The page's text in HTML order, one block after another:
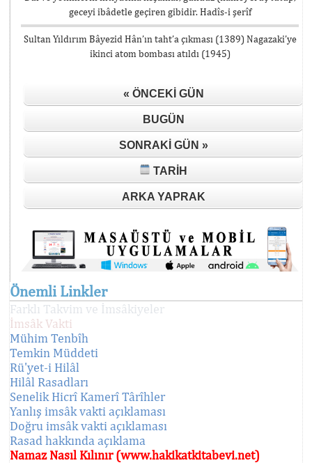
geceyi ibâdetle geçiren gibidir. Hadîs-i şerîf
Sultan Yıldırım Bâyezid Hân’ın taht’a çıkması (1389) Nagazaki’ye
ikinci atom bombası atıldı (1945)
« ÖNCEKI GÜN
BUGÜN
SONRAKI GÜN »
TARIH
ARKA YAPRAK
Önemli Linkler
Farklı Takvim ve İmsâkiyeler
İmsâk Vakti
Mühim Tenbîh
Temkin Müddeti
Rü'yet-i Hilâl
Hilâl Rasadları
Senelik Hicrî Kamerî Târîhler
Yanlış imsâk vakti açıklaması
Doğru imsâk vakti açıklaması
Rasad hakkında açıklama
Namaz Nasıl Kılınır (www.hakikatkitabevi.net)